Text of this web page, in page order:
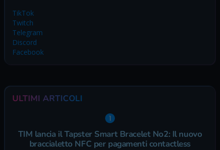
TikTok
Twitch
Telegram
Discord
Facebook
ULTIMI ARTICOLI
TIM lancia il Tapster Smart Bracelet No2: Il nuovo
braccialetto NFC per pagamenti contactless